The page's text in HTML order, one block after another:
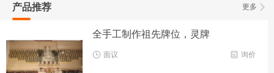
更多
产品推荐
全手工制作祖先牌位，灵牌
询价
面议